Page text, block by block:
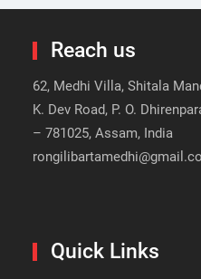
Reach us
62, Medhi Villa, Shitala
K. Dev Road, P. O.
– 781025, Assam, India
Quick Links